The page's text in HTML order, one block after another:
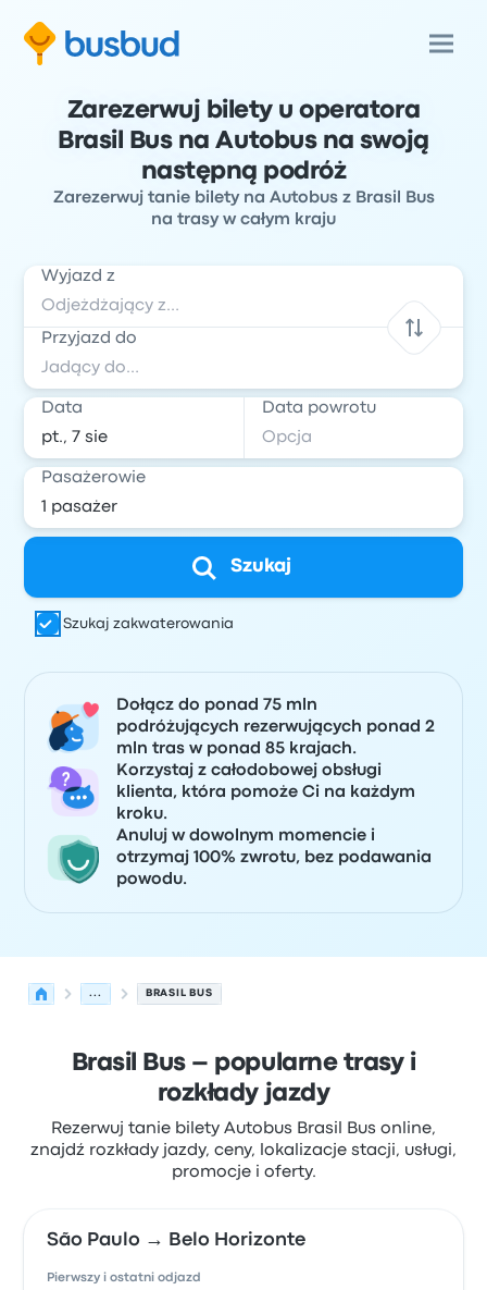
Zarezerwuj bilety u operatora
Brasil Bus na Autobus na swoją
następną podróż
Zarezerwuj tanie bilety na Autobus z Brasil Bus
na trasy w całym kraju
Wyjazd z
Przyjazd do
Data Data powrotu
Pasażerowie
Szukaj
Szukaj zakwaterowania
Dołącz do ponad 75 mln
podróżujących rezerwujących ponad 2
mln tras w ponad 85 krajach.
Korzystaj z całodobowej obsługi
klienta, która pomoże Ci na każdym
kroku.
Anuluj w dowolnym momencie i
otrzymaj 100% zwrotu, bez podawania
powodu.
... BRASIL BUS
Brasil Bus – popularne trasy i
rozkłady jazdy
Rezerwuj tanie bilety Autobus Brasil Bus online,
znajdź rozkłady jazdy, ceny, lokalizacje stacji, usługi,
promocje i oferty.
São Paulo → Belo Horizonte
Pierwszy i ostatni odjazd